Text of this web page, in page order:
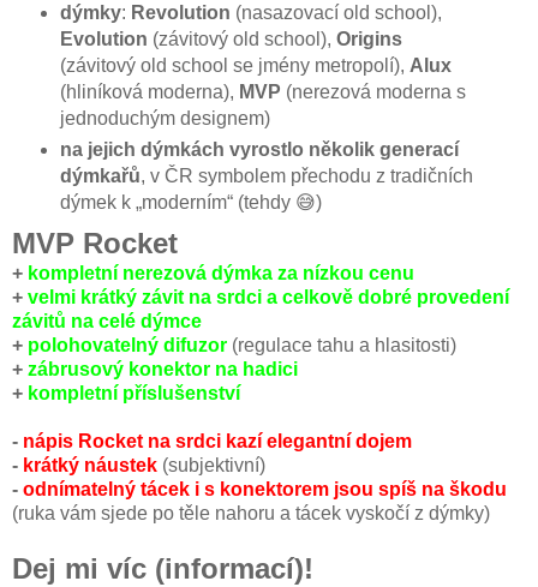
dýmky: Revolution (nasazovací old school),
Evolution (závitový old school), Origins
(závitový old school se jmény metropolí), Alux
(hliníková moderna), MVP (nerezová moderna s
jednoduchým designem)
na jejich dýmkách vyrostlo několik generací
dýmkařů, v ČR symbolem přechodu z tradičních
dýmek k „moderním“ (tehdy 😅)
MVP Rocket
+ kompletní nerezová dýmka za nízkou cenu
+ velmi krátký závit na srdci a celkově dobré provedení
závitů na celé dýmce
+ polohovatelný difuzor (regulace tahu a hlasitosti)
+ zábrusový konektor na hadici
+ kompletní příslušenství
- nápis Rocket na srdci kazí elegantní dojem
- krátký náustek (subjektivní)
- odnímatelný tácek i s konektorem jsou spíš na škodu
(ruka vám sjede po těle nahoru a tácek vyskočí z dýmky)
Dej mi víc (informací)!